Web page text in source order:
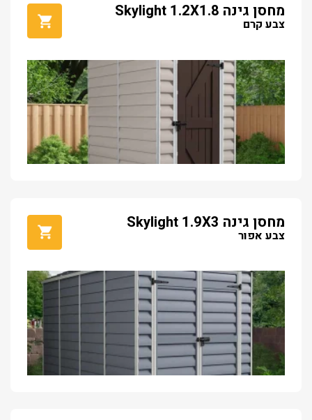
מחסן גינה Skylight 1.2X1.8
צבע קרם
מחסן גינה Skylight 1.9X3
צבע אפור